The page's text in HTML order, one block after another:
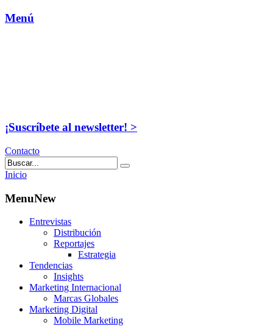
Menú
¡Suscríbete al newsletter! >
Contacto
Inicio
MenuNew
Entrevistas
Distribución
Reportajes
Estrategia
Tendencias
Insights
Marketing Internacional
Marcas Globales
Marketing Digital
Mobile Marketing